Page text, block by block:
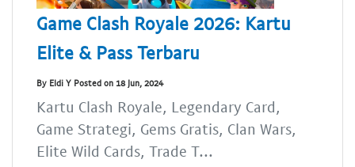
Game Clash Royale 2026: Kartu
Elite & Pass Terbaru
By Eldi Y Posted on 18 Jun, 2024
Kartu Clash Royale, Legendary Card,
Game Strategi, Gems Gratis, Clan Wars,
Elite Wild Cards, Trade T...